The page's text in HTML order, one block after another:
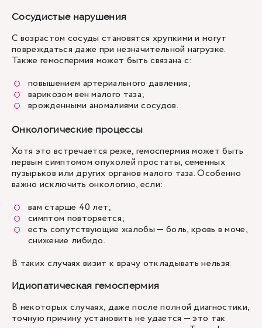
Сосудистые нарушения
С возрастом сосуды становятся хрупкими и могут
повреждаться даже при незначительной нагрузке.
Также гемоспермия может быть связана с:
повышением артериального давления;
варикозом вен малого таза;
врожденными аномалиями сосудов.
Онкологические процессы
Хотя это встречается реже, гемоспермия может быть
первым симптомом опухолей простаты, семенных
пузырьков или других органов малого таза. Особенно
важно исключитьонкологию, если:
вам старше 40 лет;
симптом повторяется;
есть сопутствующие жалобы — боль, кровь в моче,
снижение либидо.
В таких случаях визит к врачу откладывать нельзя.
Идиопатическая гемоспермия
В некоторых случаях, даже после полной диагностики,
точную причину установить не удается — это так